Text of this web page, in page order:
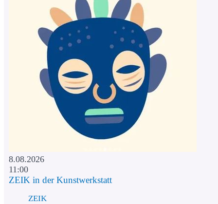
8.08.2026
11:00
ZEIK in der Kunstwerkstatt
ZEIK